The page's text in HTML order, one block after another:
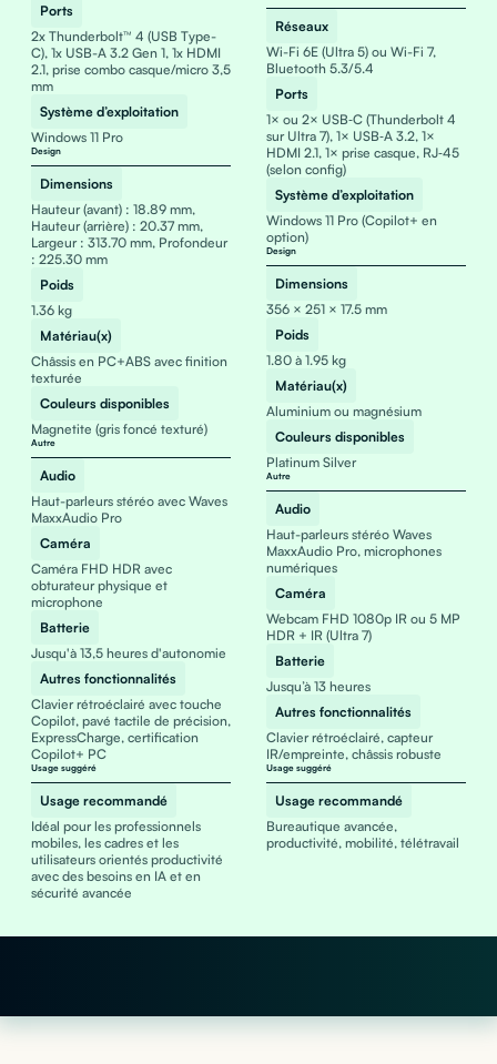
Ports
2x Thunderbolt™ 4 (USB Type-
C), 1x USB-A 3.2 Gen 1, 1x HDMI
2.1, prise combo casque/micro 3,5
mm
Système d’exploitation
Windows 11 Pro
Design
Dimensions
Hauteur (avant) : 18.89 mm,
Hauteur (arrière) : 20.37 mm,
Largeur : 313.70 mm, Profondeur
: 225.30 mm
Poids
1.36 kg
Matériau(x)
Châssis en PC+ABS avec finition
texturée
Couleurs disponibles
Magnetite (gris foncé texturé)
Autre
Audio
Haut-parleurs stéréo avec Waves
MaxxAudio Pro
Caméra
Caméra FHD HDR avec
obturateur physique et
microphone
Batterie
Jusqu'à 13,5 heures d'autonomie
Autres fonctionnalités
Clavier rétroéclairé avec touche
Copilot, pavé tactile de précision,
ExpressCharge, certification
Copilot+ PC
Usage suggéré
Usage recommandé
Idéal pour les professionnels
mobiles, les cadres et les
utilisateurs orientés productivité
avec des besoins en IA et en
sécurité avancée
Réseaux
Wi-Fi 6E (Ultra 5) ou Wi-Fi 7,
Bluetooth 5.3/5.4
Ports
1× ou 2× USB‑C (Thunderbolt 4
sur Ultra 7), 1× USB‑A 3.2, 1×
HDMI 2.1, 1× prise casque, RJ‑45
(selon config)
Système d’exploitation
Windows 11 Pro (Copilot+ en
option)
Design
Dimensions
356 × 251 × 17.5 mm
Poids
1.80 à 1.95 kg
Matériau(x)
Aluminium ou magnésium
Couleurs disponibles
Platinum Silver
Autre
Audio
Haut-parleurs stéréo Waves
MaxxAudio Pro, microphones
numériques
Caméra
Webcam FHD 1080p IR ou 5 MP
HDR + IR (Ultra 7)
Batterie
Jusqu’à 13 heures
Autres fonctionnalités
Clavier rétroéclairé, capteur
IR/empreinte, châssis robuste
Usage suggéré
Usage recommandé
Bureautique avancée,
productivité, mobilité, télétravail